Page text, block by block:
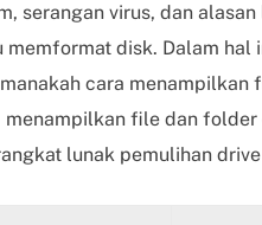
serangan virus, dan
memformat disk. Dalam
cara menampilkan
file dan
lunak pemulihan